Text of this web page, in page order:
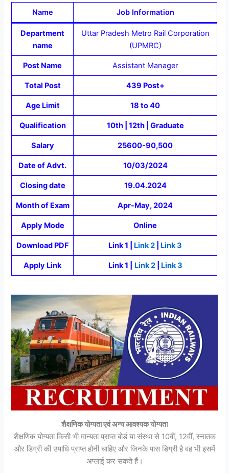
Name Job Information
Department
name
Uttar Pradesh Metro Rail Corporation
(UPMRC)
Post Name Assistant Manager
Total Post 439 Post+
Age Limit 18 to 40
Qualification 10th | 12th | Graduate
Salary 25600-90,500
Date of Advt. 10/03/2024
Closing date 19.04.2024
Month of Exam Apr-May, 2024
Apply Mode Online
Download PDF Link 1 | Link 2 Link 3
Apply Link Link 1 | Link 2 Link 3
शैक्षणिक योग्यता एवं अन्य आवश्यक योग्यता
शैक्षणिक योग्यता किसी भी मान्यता प्राप्त बोर्ड या संस्था से 10वीं, 12वीं, स्नातक
और डिग्री की उपाधि प्राप्त होनी चाहिए और जिनके पास डिग्री है वह भी इसमें
अप्लाई कर सकते हैं।